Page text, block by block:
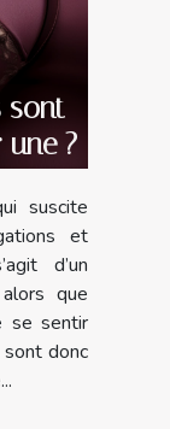
sont
une ?
suscite
et
d’un
que
se sentir
donc